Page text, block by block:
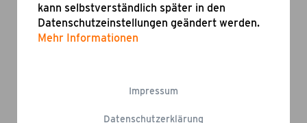
kann selbstverständlich später in den
Datenschutzeinstellungen geändert werden.
Mehr Informationen
Datenschutzerklärung
Impressum